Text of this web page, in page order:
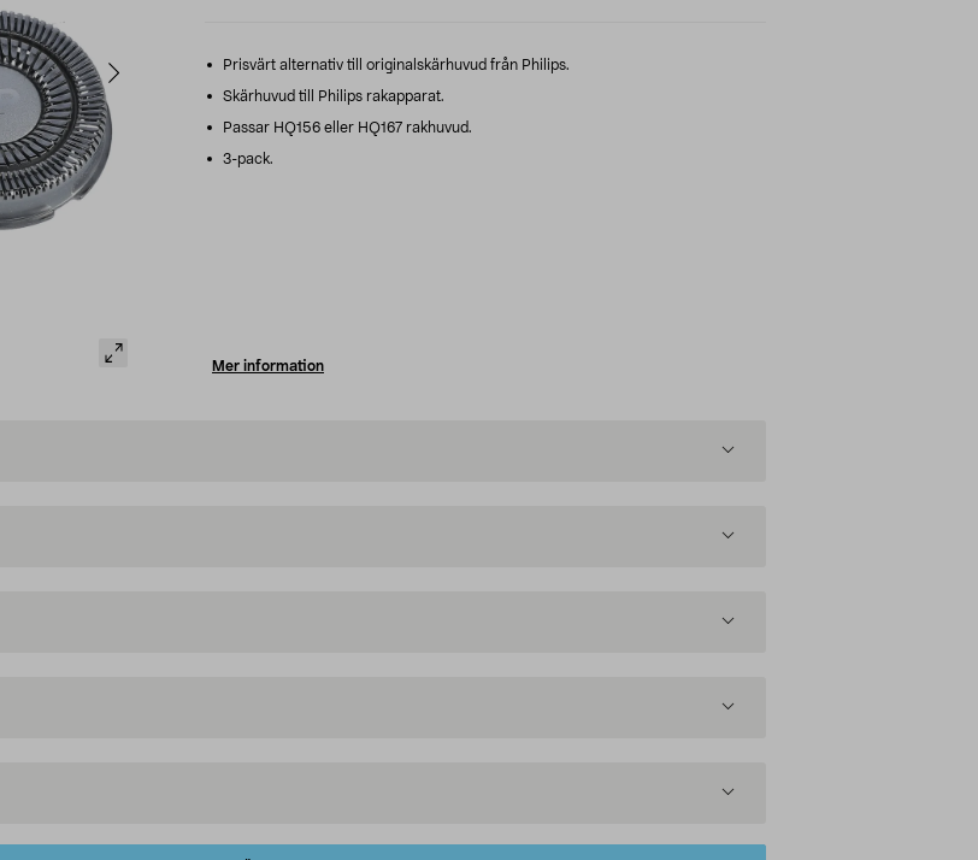
Prisvärt alternativ till originalskärhuvud från Philips.
Skärhuvud till Philips rakapparat.
Passar HQ156 eller HQ167 rakhuvud.
3-pack.
Mer information